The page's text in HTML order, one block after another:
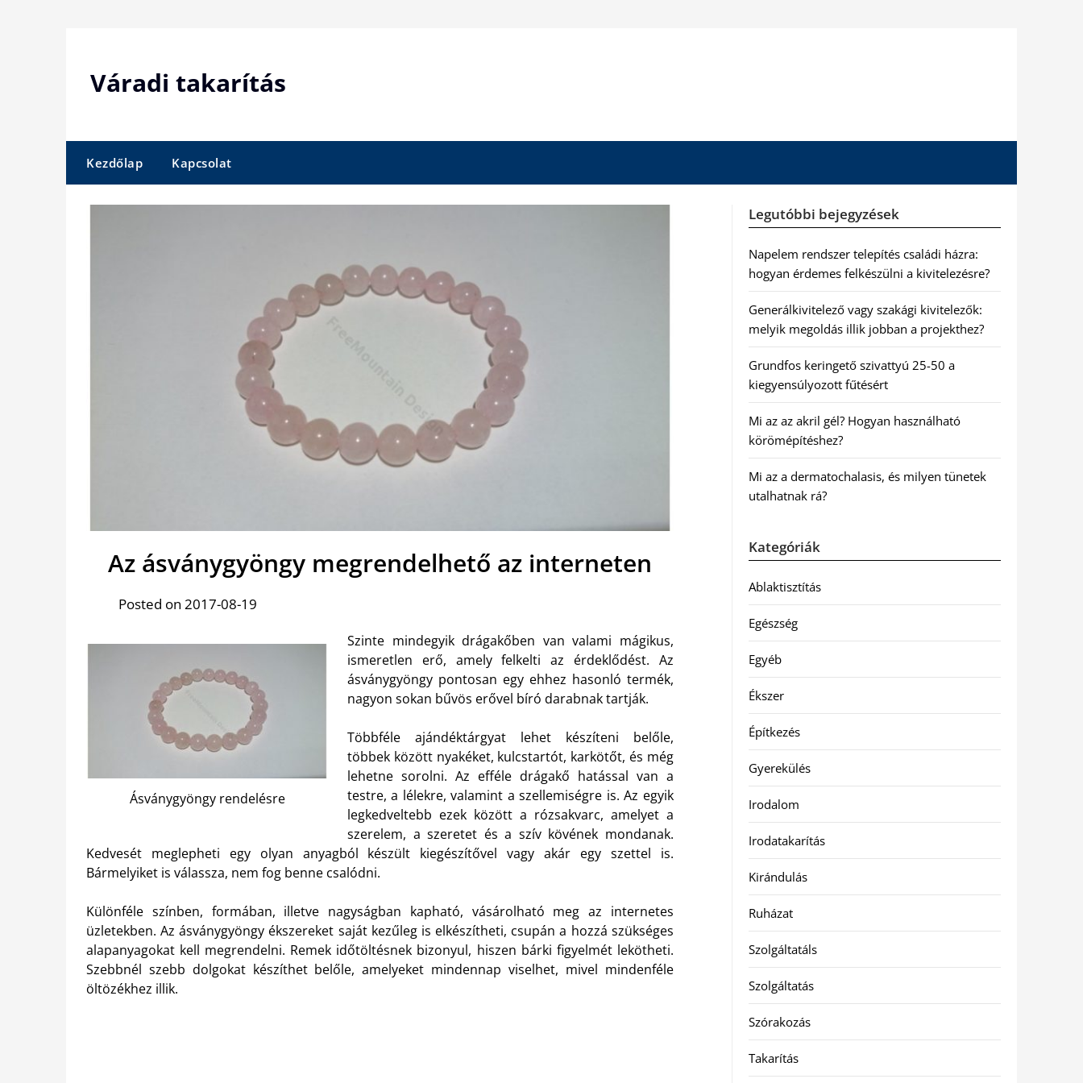
Váradi takarítás
Kezdőlap Kapcsolat
Az ásványgyöngy megrendelhető az interneten
Posted on 2017-08-19
Ásványgyöngy rendelésre
Szinte mindegyik drágakőben van valami mágikus,
ismeretlen erő, amely felkelti az érdeklődést. Az
ásványgyöngy pontosan egy ehhez hasonló termék,
nagyon sokan bűvös erővel bíró darabnak tartják.
Többféle ajándéktárgyat lehet készíteni belőle,
többek között nyakéket, kulcstartót, karkötőt, és még
lehetne sorolni. Az efféle drágakő hatással van a
testre, a lélekre, valamint a szellemiségre is. Az egyik
legkedveltebb ezek között a rózsakvarc, amelyet a
szerelem, a szeretet és a szív kövének mondanak.
Kedvesét meglepheti egy olyan anyagból készült kiegészítővel vagy akár egy szettel is.
Bármelyiket is válassza, nem fog benne csalódni.
Különféle színben, formában, illetve nagyságban kapható, vásárolható meg az internetes
üzletekben. Az ásványgyöngy ékszereket saját kezűleg is elkészítheti, csupán a hozzá szükséges
alapanyagokat kell megrendelni. Remek időtöltésnek bizonyul, hiszen bárki figyelmét lekötheti.
Szebbnél szebb dolgokat készíthet belőle, amelyeket mindennap viselhet, mivel mindenféle
öltözékhez illik.
Legutóbbi bejegyzések
Napelem rendszer telepítés családi házra:
hogyan érdemes felkészülni a kivitelezésre?
Generálkivitelező vagy szakági kivitelezők:
melyik megoldás illik jobban a projekthez?
Grundfos keringető szivattyú 25-50 a
kiegyensúlyozott fűtésért
Mi az az akril gél? Hogyan használható
körömépítéshez?
Mi az a dermatochalasis, és milyen tünetek
utalhatnak rá?
Kategóriák
Ablaktisztítás
Egészség
Egyéb
Ékszer
Építkezés
Gyerekülés
Irodalom
Irodatakarítás
Kirándulás
Ruházat
Szolgáltatáls
Szolgáltatás
Szórakozás
Takarítás